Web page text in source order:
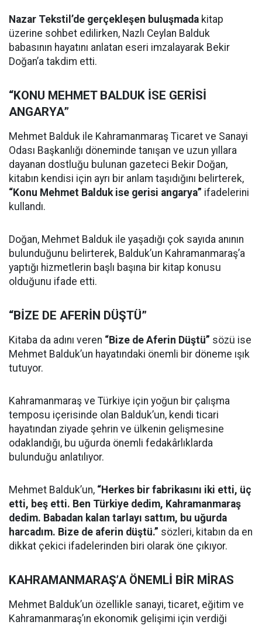
Nazar Tekstil’de gerçekleşen buluşmada kitap
üzerine sohbet edilirken, Nazlı Ceylan Balduk
babasının hayatını anlatan eseri imzalayarak Bekir
Doğan’a takdim etti.
“KONU MEHMET BALDUK İSE GERİSİ
ANGARYA”
Mehmet Balduk ile Kahramanmaraş Ticaret ve Sanayi
Odası Başkanlığı döneminde tanışan ve uzun yıllara
dayanan dostluğu bulunan gazeteci Bekir Doğan,
kitabın kendisi için ayrı bir anlam taşıdığını belirterek,
“Konu Mehmet Balduk ise gerisi angarya” ifadelerini
kullandı.
Doğan, Mehmet Balduk ile yaşadığı çok sayıda anının
bulunduğunu belirterek, Balduk’un Kahramanmaraş’a
yaptığı hizmetlerin başlı başına bir kitap konusu
olduğunu ifade etti.
“BİZE DE AFERİN DÜŞTÜ”
Kitaba da adını veren “Bize de Aferin Düştü” sözü ise
Mehmet Balduk’un hayatındaki önemli bir döneme ışık
tutuyor.
Kahramanmaraş ve Türkiye için yoğun bir çalışma
temposu içerisinde olan Balduk’un, kendi ticari
hayatından ziyade şehrin ve ülkenin gelişmesine
odaklandığı, bu uğurda önemli fedakârlıklarda
bulunduğu anlatılıyor.
Mehmet Balduk’un, “Herkes bir fabrikasını iki etti, üç
etti, beş etti. Ben Türkiye dedim, Kahramanmaraş
dedim. Babadan kalan tarlayı sattım, bu uğurda
harcadım. Bize de aferin düştü.” sözleri, kitabın da en
dikkat çekici ifadelerinden biri olarak öne çıkıyor.
KAHRAMANMARAŞ’A ÖNEMLİ BİR MİRAS
Mehmet Balduk’un özellikle sanayi, ticaret, eğitim ve
Kahramanmaraş’ın ekonomik gelişimi için verdiği